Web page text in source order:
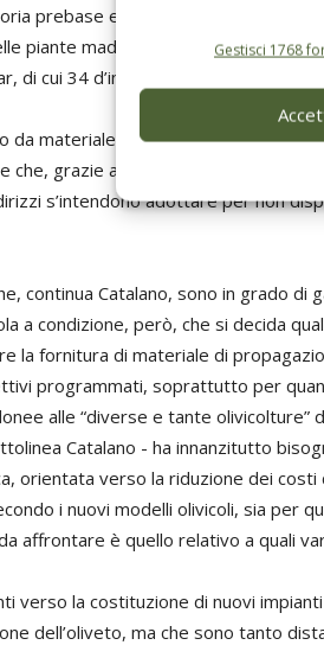
Gestisci 1768
prebase e base è conservato in 4
piante madri; il materiale di origine
di cui 34 d’interesse locale.
da materiale di propagazione che si
che, grazie anche all’attività vivaistica
s’intendono adottare per non
continua Catalano, sono in grado
a condizione, però, che si decida
la fornitura di materiale di
programmati, soprattutto per
alle “diverse e tante olivicolture”
Catalano - ha innanzitutto
orientata verso la riduzione dei costi
i nuovi modelli olivicoli, sia per
affrontare è quello relativo a quali
verso la costituzione di nuovi
dell’oliveto, ma che sono tanto